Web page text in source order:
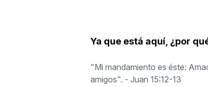
Ya que está aquí, ¿por
"Mi mandamiento es éste:
amigos". - Juan 15:12-13